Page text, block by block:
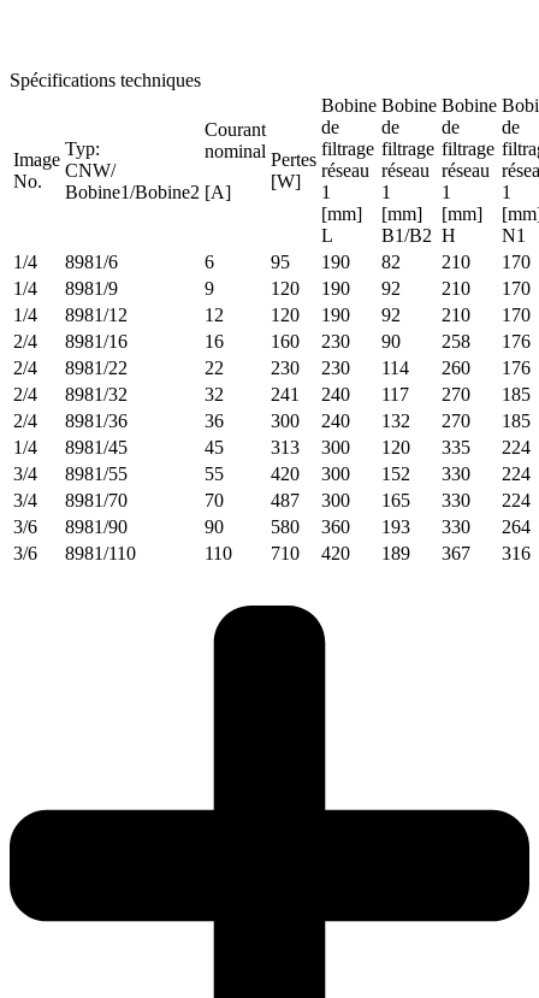
Spécifications techniques
Image
No.
Typ:
CNW/
Bobine1/Bobine2
Courant
nominal
[A]
Pertes
[W]
Bobine
de
filtrage
réseau
1
[mm]
L
Bobine
de
filtrage
réseau
1
[mm]
B1/B2
Bobine
de
filtrage
réseau
1
[mm]
H
de
1
N1
1/4
8981/6 6 95 190 82 210
170
1/4
8981/9 9 120 190 92 210
170
1/4
8981/12 12 120 190 92 210
170
2/4
8981/16 16 160 230 90 258
176
2/4
8981/22 22 230 230 114 260
176
2/4
8981/32 32 241 240 117 270
185
2/4
8981/36 36 300 240 132 270
185
1/4
8981/45 45 313 300 120 335
224
3/4
8981/55 55 420 300 152 330
224
3/4
8981/70 70 487 300 165 330
224
3/6
8981/90 90 580 360 193 330
264
3/6
8981/110 110 710 420 189 367 316